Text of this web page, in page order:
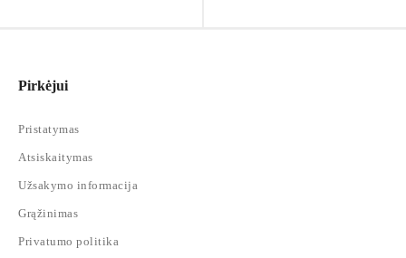
Pirkėjui
Pristatymas
Atsiskaitymas
Užsakymo informacija
Grąžinimas
Privatumo politika